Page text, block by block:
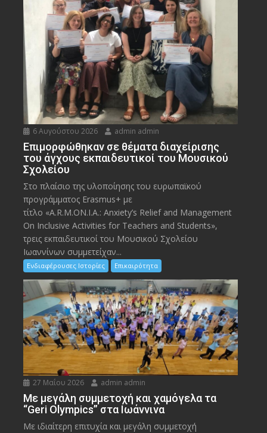
6 Αυγούστου 2026 admin admin
Eπιμορφώθηκαν σε θέματα διαχείρισης
του άγχους εκπαιδευτικοί του Μουσικού
Σχολείου
Στο πλαίσιο της υλοποίησης του ευρωπαϊκού
προγράμματος Erasmus+ με
τίτλο «A.R.M.ON.I.A.: Anxiety’s Relief and Management
On Inclusive Activities for Teachers and Students»,
τρεις εκπαιδευτικοί του Μουσικού Σχολείου
Ιωαννίνων συμμετείχαν...
Ενδιαφέρουσες Ιστορίες Επικαιρότητα
27 Μαΐου 2026 admin admin
Με μεγάλη συμμετοχή και χαμόγελα τα
“Geri Olympics” στα Ιωάννινα
Με ιδιαίτερη επιτυχία και μεγάλη συμμετοχή